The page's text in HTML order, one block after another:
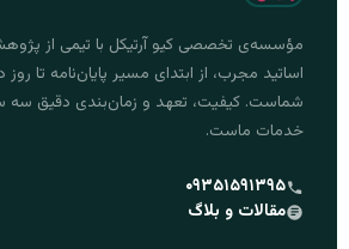
مؤسسه‌ی تخصصی کیو آرتیکل با تیمی از
اساتید مجرب، از ابتدای مسیر پایان‌نامه تا روز
شماست. کیفیت، تعهد و زمان‌بندی دقیق سه
خدمات ماست.
۰۹۳۵۱۵۹۱۳۹۵
مقالات و بلاگ